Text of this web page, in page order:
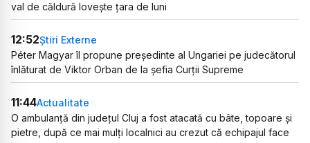
val de căldură lovește țara de luni
12:52Știri Externe
Péter Magyar îl propune președinte al Ungariei pe judecătorul
înlăturat de Viktor Orban de la șefia Curții Supreme
11:44Actualitate
O ambulanță din județul Cluj a fost atacată cu bâte, topoare și
pietre, după ce mai mulți localnici au crezut că echipajul face